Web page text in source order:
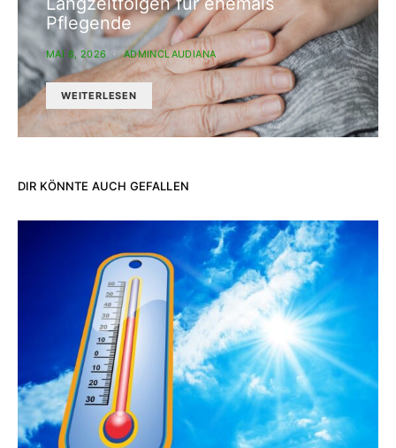
Pflegende
MAI 8, 2026 ADMINCLAUDIANA
WEITERLESEN
DIR KÖNNTE AUCH GEFALLEN